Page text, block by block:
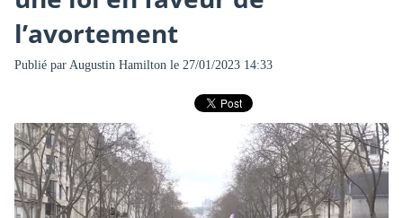
l’avortement
Publié par Augustin Hamilton le 27/01/2023 14:33